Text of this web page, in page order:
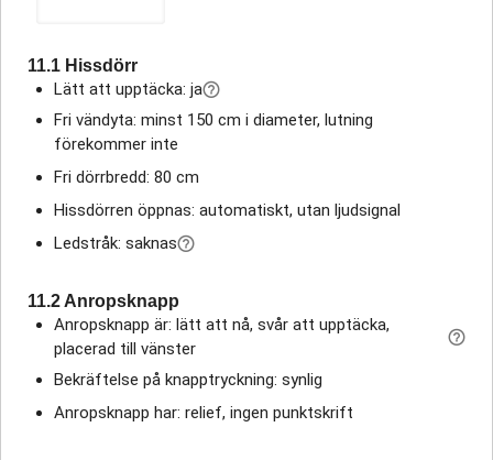
11.1 Hissdörr
Lätt att upptäcka: ja
Fri vändyta: minst 150 cm i diameter, lutning
förekommer inte
Fri dörrbredd: 80 cm
Hissdörren öppnas: automatiskt, utan ljudsignal
Ledstråk: saknas
11.2 Anropsknapp
Anropsknapp är: lätt att nå, svår att upptäcka,
placerad till vänster
Bekräftelse på knapptryckning: synlig
Anropsknapp har: relief, ingen punktskrift